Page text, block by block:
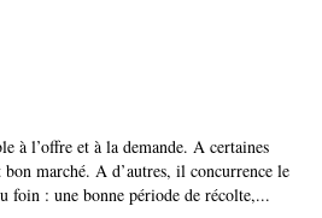
à l’offre et à la demande. A certaines
marché. A d’autres, il concurrence le
foin : une bonne période de récolte,...